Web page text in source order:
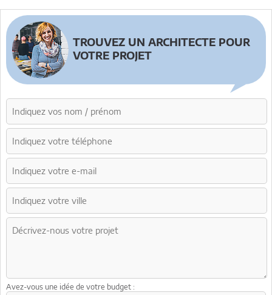
TROUVEZ UN ARCHITECTE POUR
VOTRE PROJET
Avez-vous une idée de votre budget :